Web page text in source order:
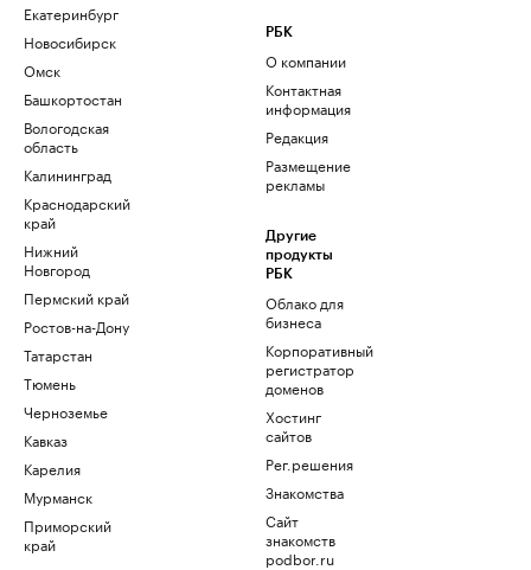
Екатеринбург
Новосибирск
Омск
Башкортостан
Вологодская
область
Калининград
Краснодарский
край
Нижний
Новгород
Пермский край
Ростов-на-Дону
Татарстан
Тюмень
Черноземье
Кавказ
Карелия
Мурманск
Приморский
край
РБК
О компании
Контактная
информация
Редакция
Размещение
рекламы
Другие
продукты
РБК
Облако для
бизнеса
Корпоративный
регистратор
доменов
Хостинг
сайтов
Рег.решения
Знакомства
Сайт
знакомств
podbor.ru